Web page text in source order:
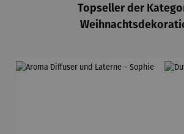
Topseller der